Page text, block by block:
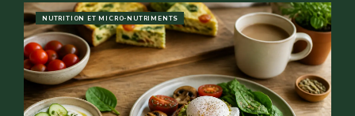
NUTRITION ET MICRO-NUTRIMENTS